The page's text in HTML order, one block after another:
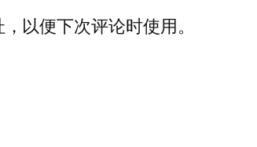
以便下次评论时使用。